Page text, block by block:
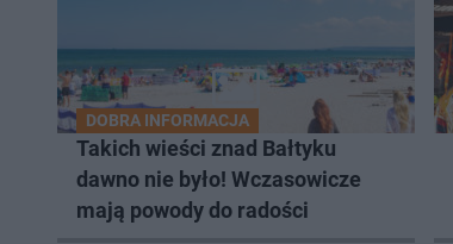
DOBRA INFORMACJA
Takich wieści znad Bałtyku
dawno nie było! Wczasowicze
mają powody do radości